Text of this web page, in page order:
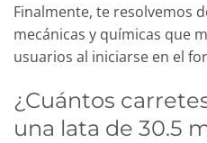
Finalmente, te resolvemos
mecánicas y químicas que
usuarios al iniciarse en el
¿Cuántos
una lata de 30.5